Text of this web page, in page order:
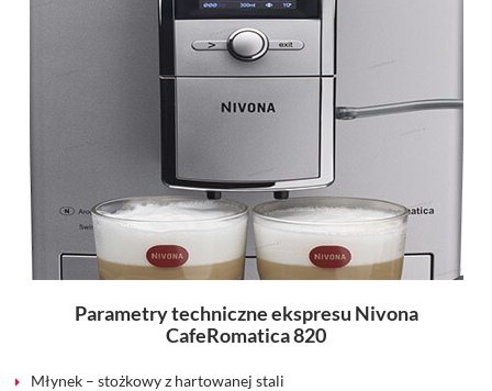
Parametry techniczne ekspresu Nivona
CafeRomatica 820
Młynek – stożkowy z hartowanej stali